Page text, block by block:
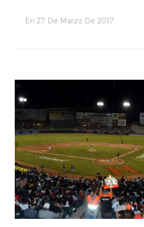
En 27 De Marzo De 2017